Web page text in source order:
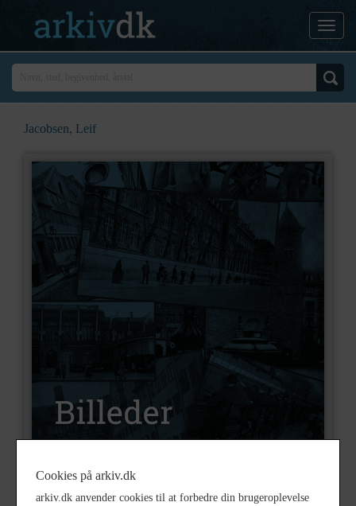
Jacobsen, Leif
Nummer B7556
Cookies på arkiv.dk
arkiv.dk anvender cookies til at forbedre din brugeroplevelse